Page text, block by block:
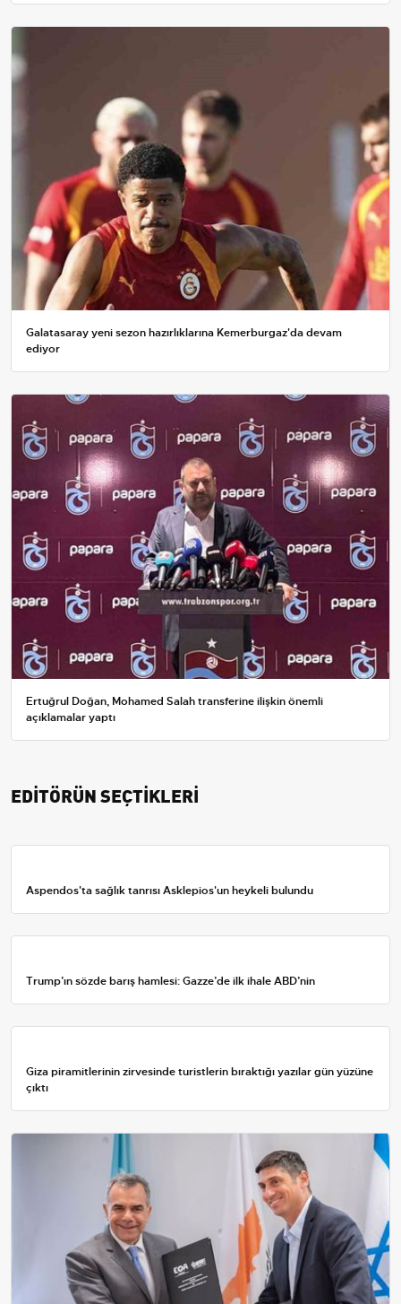
Galatasaray yeni sezon hazırlıklarına Kemerburgaz'da devam
ediyor
Ertuğrul Doğan, Mohamed Salah transferine ilişkin önemli
açıklamalar yaptı
EDİTÖRÜN SEÇTİKLERİ
Aspendos'ta sağlık tanrısı Asklepios'un heykeli bulundu
Trump’ın sözde barış hamlesi: Gazze’de ilk ihale ABD’nin
Giza piramitlerinin zirvesinde turistlerin bıraktığı yazılar gün yüzüne
çıktı